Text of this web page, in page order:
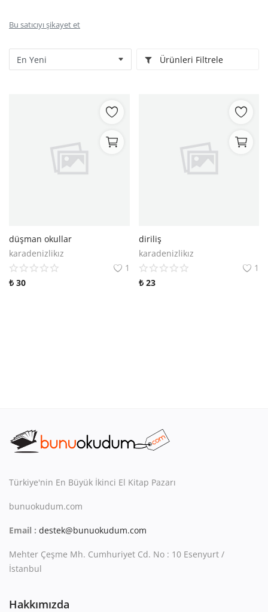
Kitaplığım
Bu satıcıyı şikayet et
Ürünleri Filtrele
düşman okullar
karadenizlikız
1
₺ 30
diriliş
karadenizlikız
1
₺23
Türkiye'nin En Büyük İkinci El Kitap Pazarı
bunuokudum.com
Email : destek@bunuokudum.com
Mehter Çeşme Mh. Cumhuriyet Cd. No : 10 Esenyurt /
İstanbul
Hakkımızda